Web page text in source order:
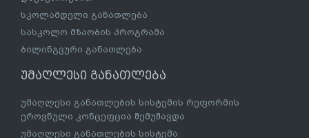
სკოლამდელი განათლება
სასკოლო მზაობის პროგრამა
ბილინგვური განათლება
უმაღლესი განათლება
უმაღლესი განათლების სისტემის რეფორმის
ეროვნული კონცეფცია შემუშავდა
უმაღლესი განათლების სისტემა